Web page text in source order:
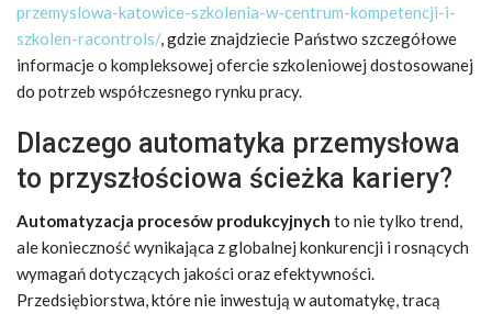
przemyslowa-katowice-szkolenia-w-centrum-kompetencji-i-
szkolen-racontrols/, gdzie znajdziecie Państwo szczegółowe
informacje o kompleksowej ofercie szkoleniowej dostosowanej
do potrzeb współczesnego rynku pracy.
Dlaczego automatyka przemysłowa
to przyszłościowa ścieżka kariery?
Automatyzacja procesów produkcyjnych to nie tylko trend,
ale konieczność wynikająca z globalnej konkurencji i rosnących
wymagań dotyczących jakości oraz efektywności.
Przedsiębiorstwa, które nie inwestują w automatykę, tracą